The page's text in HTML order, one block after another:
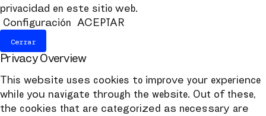
privacidad en este sitio web.
Configuración
ACEPTAR
Cerrar
Privacy Overview
This website uses cookies to improve your experience
while you navigate through the website. Out of these,
the cookies that are categorized as necessary are